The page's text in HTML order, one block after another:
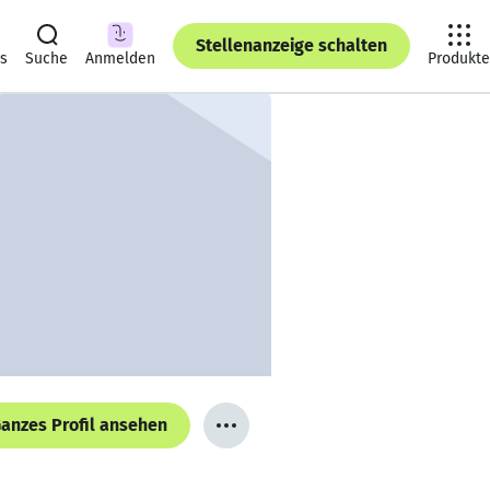
Suche Anmelden
Stellenanzeige schalten
Produkte
Profil ansehen